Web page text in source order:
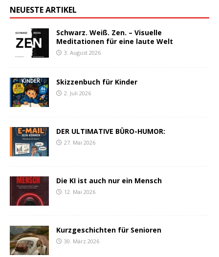
NEUESTE ARTIKEL
Schwarz. Weiß. Zen. – Visuelle
Meditationen für eine laute Welt
3. August 2026
Skizzenbuch für Kinder
2. Juli 2026
DER ULTIMATIVE BÜRO-HUMOR:
27. Mai 2026
Die KI ist auch nur ein Mensch
12. Mai 2026
Kurzgeschichten für Senioren
30. März 2026